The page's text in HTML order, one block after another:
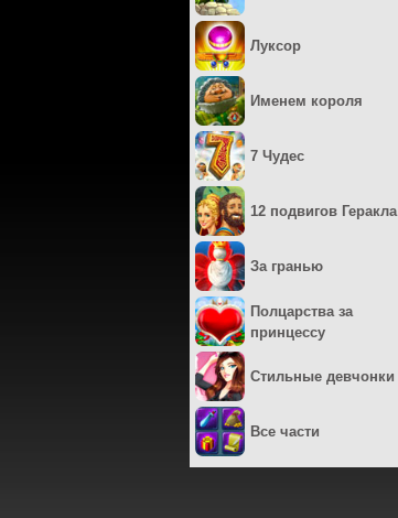
Луксор
Именем короля
7 Чудес
12 подвигов Геракла
За гранью
Полцарства за
принцессу
Стильные девчонки
Все части